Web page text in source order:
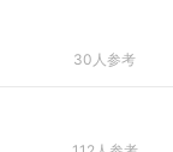
30人参考